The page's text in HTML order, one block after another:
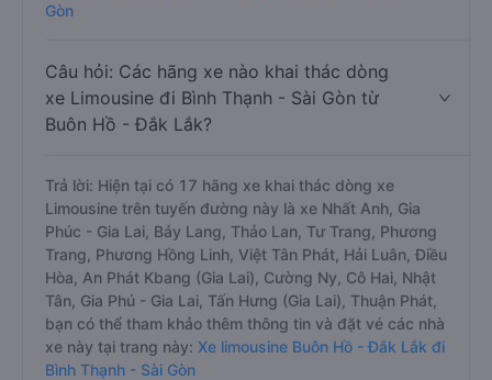
Gòn
Câu hỏi: Các hãng xe nào khai thác dòng
xe Limousine đi Bình Thạnh - Sài Gòn từ
Buôn Hồ - Đắk Lắk?
Trả lời: Hiện tại có 17 hãng xe khai thác dòng xe
Limousine trên tuyến đường này là xe Nhất Anh, Gia
Phúc - Gia Lai, Bảy Lang, Thảo Lan, Tư Trang, Phương
Trang, Phương Hồng Linh, Việt Tân Phát, Hải Luân, Điều
Hòa, An Phát Kbang (Gia Lai), Cường Ny, Cô Hai, Nhật
Tân, Gia Phú - Gia Lai, Tấn Hưng (Gia Lai), Thuận Phát,
bạn có thể tham khảo thêm thông tin và đặt vé các nhà
xe này tại trang này: Xe limousine Buôn Hồ - Đắk Lắk đi
Bình Thạnh - Sài Gòn